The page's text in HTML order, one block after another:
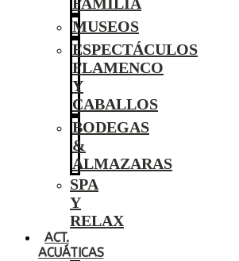
MUSEOS
ESPECTÁCULOS
FLAMENCO
Y
CABALLOS
BODEGAS
&
ALMAZARAS
SPA
Y
RELAX
ACT.
ACUÁTICAS